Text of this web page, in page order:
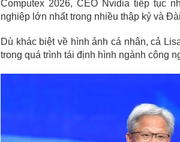
Computex 2026, CEO Nvidia tiếp tục
nghiệp lớn nhất trong nhiều thập kỷ và
Dù khác biệt về hình ảnh cá nhân, cả
trong quá trình tái định hình ngành công